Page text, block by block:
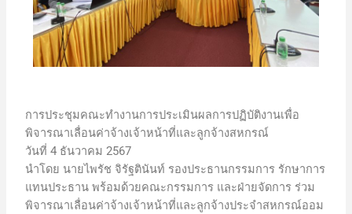
การประชุมคณะทำงานการประเมินผลการปฏิบัติงานเพื่อ
พิจารณาเลื่อนค่าจ้างเจ้าหน้าที่และลูกจ้างสหกรณ์
วันที่ 4 ธันวาคม 2567
นำโดย นายไพรัช จิรัฐตินันท์ รองประธานกรรมการ รักษาการ
แทนประธาน พร้อมด้วยคณะกรรมการ และฝ่ายจัดการ ร่วม
พิจารณาเลื่อนค่าจ้างเจ้าหน้าที่และลูกจ้างประจำสหกรณ์ออม